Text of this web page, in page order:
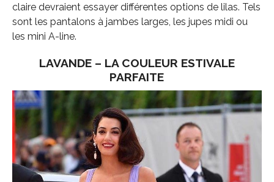
claire devraient essayer différentes options de lilas. Tels
sont les pantalons à jambes larges, les jupes midi ou
les mini A-line.
LAVANDE – LA COULEUR ESTIVALE
PARFAITE